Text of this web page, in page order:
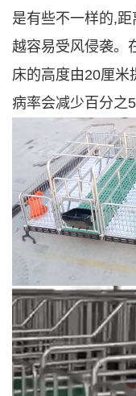
是有些不一样的,
越容易受风侵袭。
床的高度由20厘米
病率会减少百分之